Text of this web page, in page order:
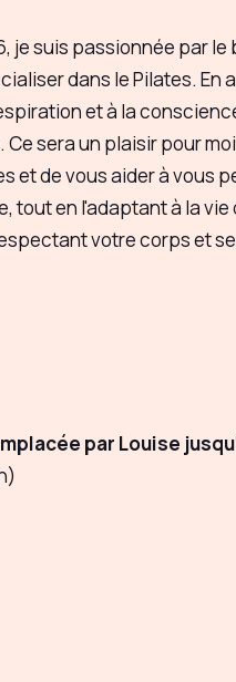
je suis passionnée par le
dans le Pilates. En
et à la
sera un plaisir pour
et de vous aider à vous
tout en l'adaptant à la vie
votre corps et
par Louise